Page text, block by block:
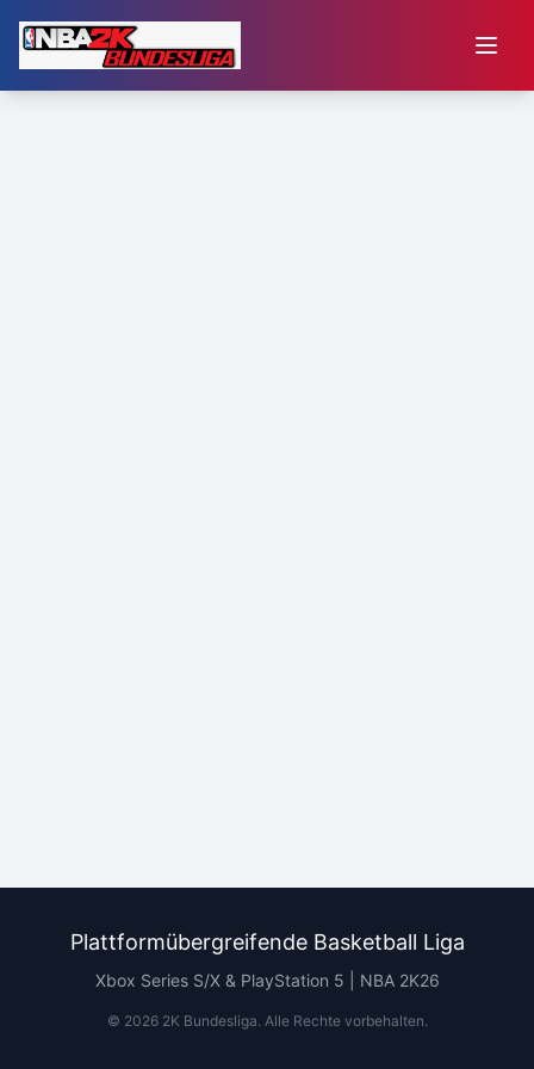
Plattformübergreifende Basketball Liga
Xbox Series S/X & PlayStation 5 | NBA 2K26
© 20262K Bundesliga. Alle Rechte vorbehalten.